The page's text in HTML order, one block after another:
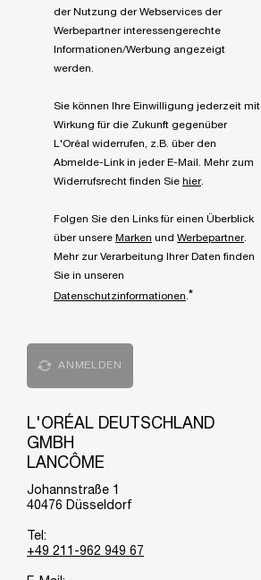
der Nutzung der Webservices der
Werbepartner interessengerechte
Informationen/Werbung angezeigt
werden.
Sie können Ihre Einwilligung jederzeit mit
Wirkung für die Zukunft gegenüber
L'Oréal widerrufen, z.B. über den
Abmelde-Link in jeder E-Mail. Mehr zum
Widerrufsrecht finden Sie hier.
Folgen Sie den Links für einen Überblick
über unsere Marken und Werbepartner.
Mehr zur Verarbeitung Ihrer Daten finden
Sie in unseren
Datenschutzinformationen.*
ANMELDEN
L'ORÉAL DEUTSCHLAND
GMBH
LANCÔME
Johannstraße 1
40476 Düsseldorf
Tel:
+49 211-962 949 67